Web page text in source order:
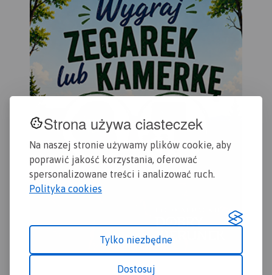
Strona używa ciasteczek
Na naszej stronie używamy plików cookie, aby
poprawić jakość korzystania, oferować
spersonalizowane treści i analizować ruch.
Polityka cookies
Tylko niezbędne
Dostosuj
Głogów i Chojnów.